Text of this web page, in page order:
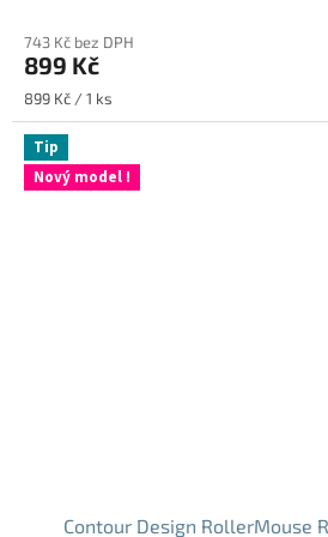
produktu
je
4,9
5
hvězdiček.
743 Kč bez DPH
899 Kč
Měrná
cena:
899 Kč / 1 ks
Tip
Nový model !
Contour Design RollerMouse